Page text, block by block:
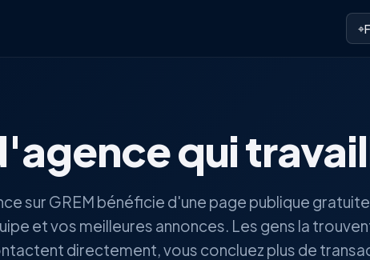
⌖
qui
sur GREM bénéficie d'une page publique
et vos meilleures annonces. Les gens la
directement, vous concluez plus de